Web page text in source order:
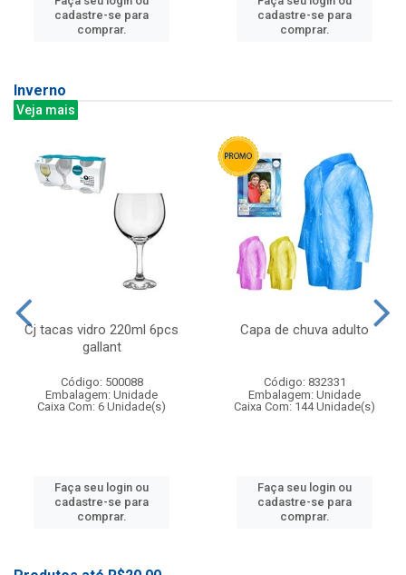
cadastre-se para
comprar.
cadastre-se para
comprar.
Inverno
Veja mais
Cj tacas vidro 220ml 6pcs
gallant
Código: 500088
Embalagem: Unidade
Caixa Com: 6 Unidade(s)
Faça seu login ou
cadastre-se para
comprar.
Capa de chuva adulto
Código: 832331
Embalagem: Unidade
Caixa Com: 144 Unidade(s)
Faça seu login ou
cadastre-se para
comprar.